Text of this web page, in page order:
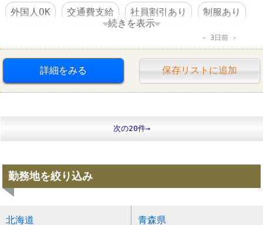
外国人OK 交通費支給 社員割引あり 制服あり
髪型自由
ファーストフード ケンタッキーフライドチキン
続きを表示
3日前
詳細をみる 保存リストに追加
次の20件→
勤務地を絞り込み
北海道 青森県